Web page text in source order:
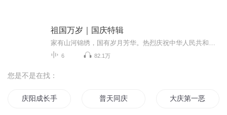
祖国万岁｜国庆特辑
6 82.1万
您是不是在找：
庆阳成长手札 普天同庆 大庆第一恶